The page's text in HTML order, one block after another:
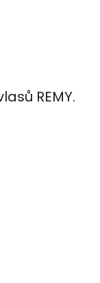
REMY.